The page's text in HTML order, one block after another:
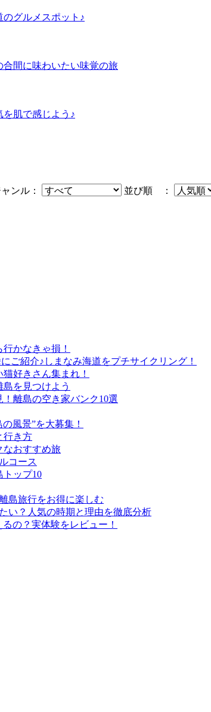
グルメスポット♪
間に味わいたい味覚の旅
肌で感じよう♪
ンル：
並び順 ：
かなきゃ損！
ご紹介♪しまなみ海道をプチサイクリング！
好きさん集まれ！
を見つけよう
離島の空き家バンク10選
風景”を大募集！
行き方
なおすすめ旅
コース
トップ10
島旅行をお得に楽しむ
い？人気の時期と理由を徹底分析
の？実体験をレビュー！